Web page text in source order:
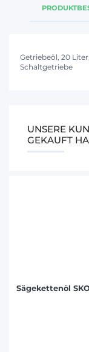
Getriebeöl, 20
Schaltgetriebe
UNSERE
GEKAUFT
Sägekettenöl